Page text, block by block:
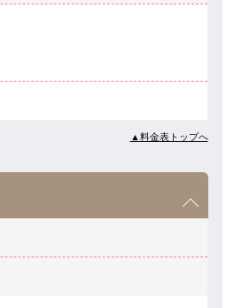
▲料金表トップへ